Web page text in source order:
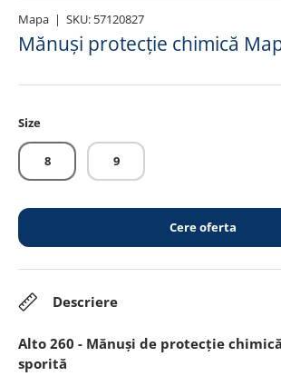
Mapa | SKU: 57120827
Mănuși protecție chimică
Size
8 9
Cere oferta
Descriere
Alto 260 - Mănuși de protecție
sporită